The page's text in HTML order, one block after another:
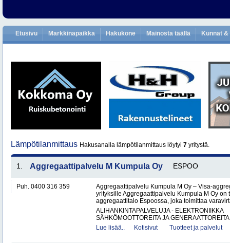
Etusivu Markkinapaikka Hakukone Mainosta täällä Kunnat
Lämpötilanmittaus Hakusanalla lämpötilanmittaus löytyi 7 yritystä.
1. Aggregaattipalvelu M Kumpula Oy ESPOO
Puh. 0400 316 359
Aggregaattipalvelu Kumpula M Oy – Visa-
yrityksille Aggregaattipalvelu Kumpula M Oy on
aggregaattitalo Espoossa, joka toimittaa
ALIHANKINTAPALVELUJA - ELEKTRONIIKKA
SÄHKÖMOOTTOREITA JA GENERAATTOREITA
Lue lisää..
Kotisivut Tuotteet ja palvelut